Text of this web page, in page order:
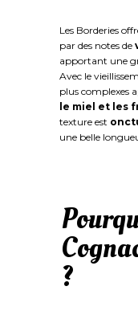
Les Borderies
par des notes de
apportant une
Avec le
plus complexes
le miel et les
texture est
une belle
?